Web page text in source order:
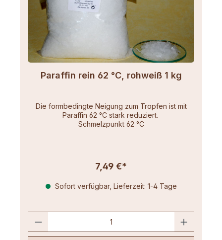
Paraffin rein 62 °C, rohweiß 1 kg
Die formbedingte Neigung zum Tropfen ist mit
Paraffin 62 °C stark reduziert.
Schmelzpunkt 62 °C
7,49 €*
Sofort verfügbar, Lieferzeit: 1-4 Tage